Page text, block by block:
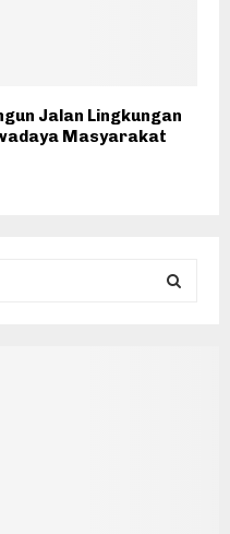
Jalan Lingkungan
Masyarakat